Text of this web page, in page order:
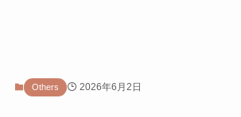
Others 2026年6月2日